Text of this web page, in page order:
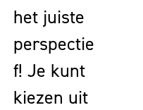
het juiste
perspectie
f! Je kunt
kiezen uit